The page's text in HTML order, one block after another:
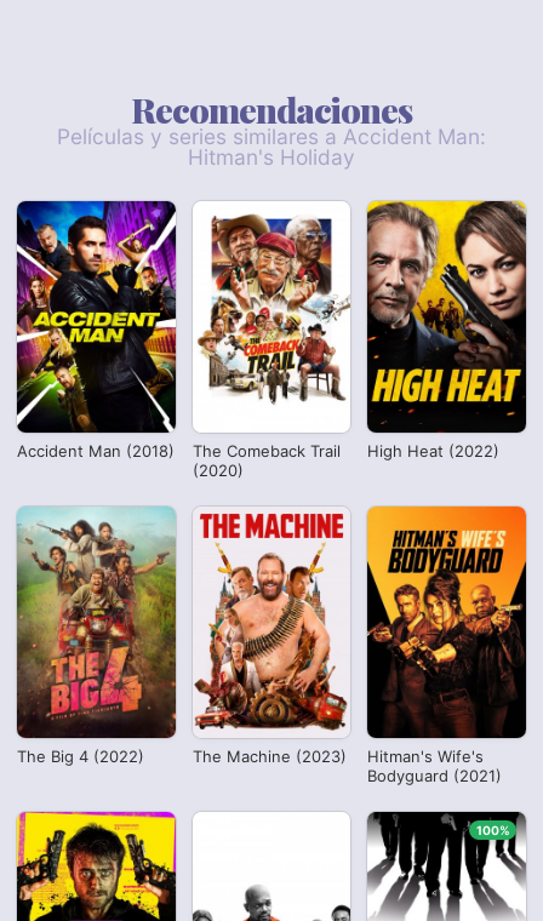
Recomendaciones
Películas y series similares a Accident Man:
Hitman's Holiday
Accident Man (2018)
The Comeback Trail
(2020)
High Heat (2022)
The Big 4 (2022) The Machine (2023)
Hitman's Wife's
Bodyguard (2021)
100%